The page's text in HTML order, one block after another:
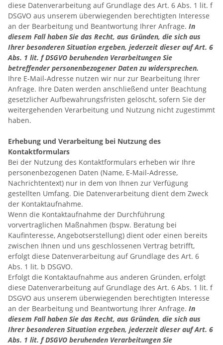
diese Datenverarbeitung auf Grundlage des Art. 6 Abs. 1 lit. f
DSGVO aus unserem überwiegenden berechtigten Interesse
an der Bearbeitung und Beantwortung Ihrer Anfrage. In
diesem Fall haben Sie das Recht, aus Gründen, die sich aus
Ihrer besonderen Situation ergeben, jederzeit dieser auf Art. 6
Abs. 1 lit. f DSGVO beruhenden Verarbeitungen Sie
betreffender personenbezogener Daten zu widersprechen.
Ihre E-Mail-Adresse nutzen wir nur zur Bearbeitung Ihrer
Anfrage. Ihre Daten werden anschließend unter Beachtung
gesetzlicher Aufbewahrungsfristen gelöscht, sofern Sie der
weitergehenden Verarbeitung und Nutzung nicht zugestimmt
haben.
Erhebung und Verarbeitung bei Nutzung des
Kontaktformulars
Bei der Nutzung des Kontaktformulars erheben wir Ihre
personenbezogenen Daten (Name, E-Mail-Adresse,
Nachrichtentext) nur in dem von Ihnen zur Verfügung
gestellten Umfang. Die Datenverarbeitung dient dem Zweck
der Kontaktaufnahme.
Wenn die Kontaktaufnahme der Durchführung
vorvertraglichen Maßnahmen (bspw. Beratung bei
Kaufinteresse, Angebotserstellung) dient oder einen bereits
zwischen Ihnen und uns geschlossenen Vertrag betrifft,
erfolgt diese Datenverarbeitung auf Grundlage des Art. 6
Abs. 1 lit. b DSGVO.
Erfolgt die Kontaktaufnahme aus anderen Gründen, erfolgt
diese Datenverarbeitung auf Grundlage des Art. 6 Abs. 1 lit. f
DSGVO aus unserem überwiegenden berechtigten Interesse
an der Bearbeitung und Beantwortung Ihrer Anfrage. In
diesem Fall haben Sie das Recht, aus Gründen, die sich aus
Ihrer besonderen Situation ergeben, jederzeit dieser auf Art. 6
Abs. 1 lit. f DSGVO beruhenden Verarbeitungen Sie